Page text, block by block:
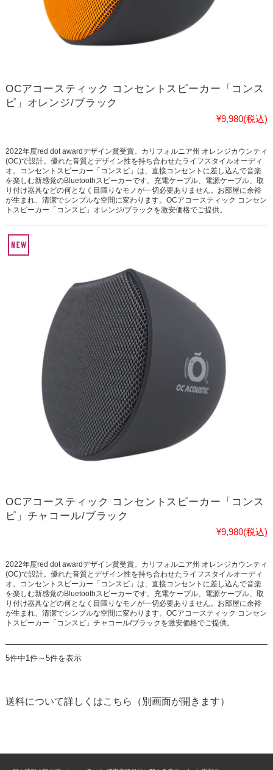
OCアコースティック コンセントスピーカー「コンス
ピ」オレンジ/ブラック
¥9,980(税込)
2022年度red dot awardデザイン賞受賞。カリフォルニア州 オレンジカウンティ
(OC)で設計。優れた音質とデザイン性を持ち合わせたライフスタイルオーディ
オ。コンセントスピーカー「コンスピ」は、直接コンセントに差し込んで音楽
を楽しむ新感覚のBluetoothスピーカーです。充電ケーブル、電源ケーブル、取
り付け器具などの何となく目障りなモノが一切必要ありません。お部屋に余裕
が生まれ、清潔でシンプルな空間に変わります。OCアコースティック コンセン
トスピーカー「コンスピ」オレンジ/ブラックを激安価格でご提供。
OCアコースティック コンセントスピーカー「コンス
ピ」チャコール/ブラック
¥9,980(税込)
2022年度red dot awardデザイン賞受賞。カリフォルニア州 オレンジカウンティ
(OC)で設計。優れた音質とデザイン性を持ち合わせたライフスタイルオーディ
オ。コンセントスピーカー「コンスピ」は、直接コンセントに差し込んで音楽
を楽しむ新感覚のBluetoothスピーカーです。充電ケーブル、電源ケーブル、取
り付け器具などの何となく目障りなモノが一切必要ありません。お部屋に余裕
が生まれ、清潔でシンプルな空間に変わります。OCアコースティック コンセン
トスピーカー「コンスピ」チャコール/ブラックを激安価格でご提供。
5件中1件～5件を表示
送料について詳しくはこちら（別画面が開きます）